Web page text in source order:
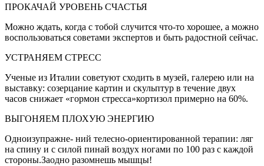
ПРОКАЧАЙ УРОВЕНЬ СЧАСТЬЯ
Можно ждать, когда с тобой случится что-то хорошее, а можно
воспользоваться советами экспертов и быть радостной сейчас.
УСТРАНЯЕМ СТРЕСС
Ученые из Италии советуют сходить в музей, галерею или на
выставку: созерцание картин и скульптур в те­чение двух
часов снижает «гормон стресса»кортизол примерно на 60%.
ВЫГОНЯЕМ ПЛОХУЮ ЭНЕРГИЮ
Одноизупражне- ний телесно-ориен­тированной тера­пии: ляг
на спину и с силой пинай воздух ногами по 100 раз с каждой
стороны.Заодно разомнешь мышцы!